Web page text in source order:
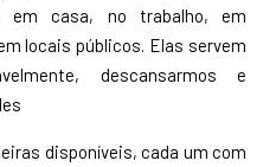
em casa, no trabalho, em
locais públicos. Elas servem
descansarmos e
disponíveis, cada um com